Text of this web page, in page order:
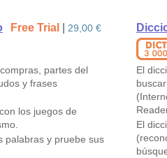
Free Trial 29,00 €
partes del
y frases
los juegos de
palabras y pruebe sus
El
El